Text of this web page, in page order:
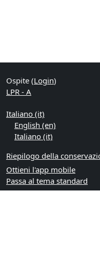
Ospite (Login)
LPR - A
Italiano ‎(it)‎
English ‎(en)‎
Italiano ‎(it)‎
Riepilogo della
Ottieni l'app mobile
Passa al tema standard